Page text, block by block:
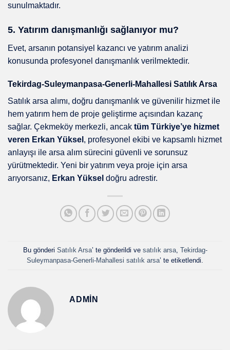
sunulmaktadır.
5. Yatırım danışmanlığı sağlanıyor mu?
Evet, arsanın potansiyel kazancı ve yatırım analizi
konusunda profesyonel danışmanlık verilmektedir.
Tekirdag-Suleymanpasa-Generli-Mahallesi Satılık Arsa
Satılık arsa alımı, doğru danışmanlık ve güvenilir hizmet ile
hem yatırım hem de proje geliştirme açısından kazanç
sağlar. Çekmeköy merkezli, ancak tüm Türkiye’ye hizmet
veren Erkan Yüksel , profesyonel ekibi ve kapsamlı hizmet
anlayışı ile arsa alım sürecini güvenli ve sorunsuz
yürütmektedir. Yeni bir yatırım veya proje için arsa
arıyorsanız, Erkan Yüksel doğru adrestir.
Bu gönderi Satılık Arsa’ te gönderildi ve satılık arsa, Tekirdag-
Suleymanpasa-Generli-Mahallesi satılık arsa’ te etiketlendi.
ADMIN